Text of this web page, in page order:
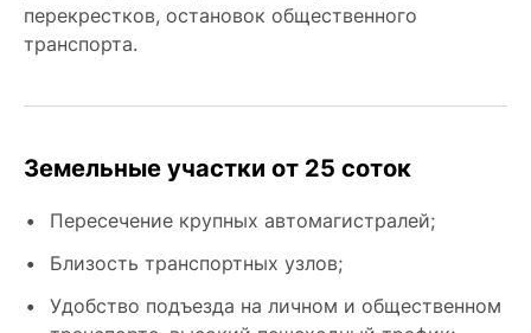
перекрестков, остановок общественного
транспорта.
Земельные участки от 25 соток
Пересечение крупных автомагистралей;
Близость транспортных узлов;
Удобство подъезда на личном и общественном